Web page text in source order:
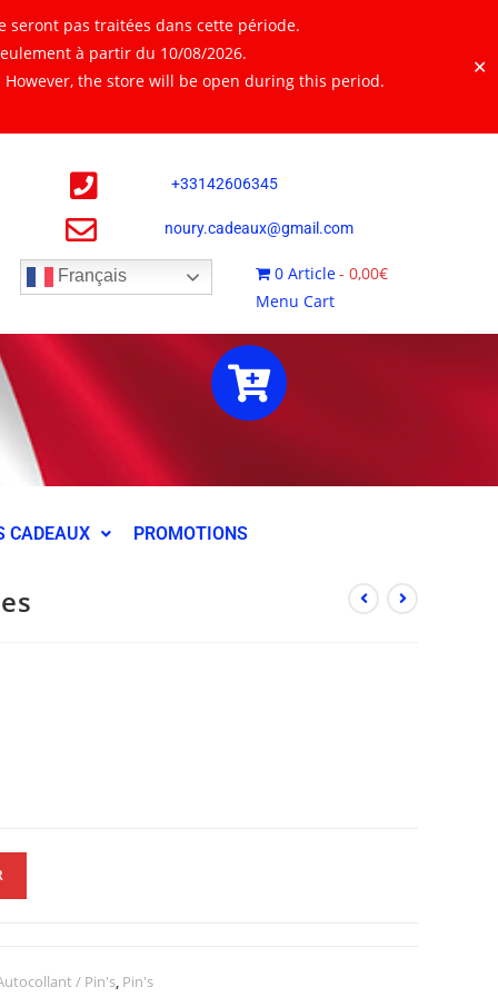
seront pas traitées dans cette période.
à partir du 10/08/2026.
the store will be open during this period.
✕
+33142606345
noury.cadeaux@gmail.com
Français 0 Article
0,00€
Menu Cart
CADEAUX PROMOTIONS
/ Pin's, Pin's